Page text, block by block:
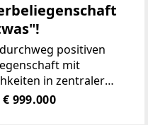
positiven
mit
in zentraler
Marktgemeinde mit
€ 999.000